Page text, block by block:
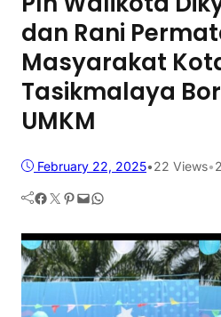
dan Rani
Masyarakat
Tasikmalaya
UMKM
February 22, 2025•22 Views•
Facebook Twitter Pinterest Mail WhatsApp